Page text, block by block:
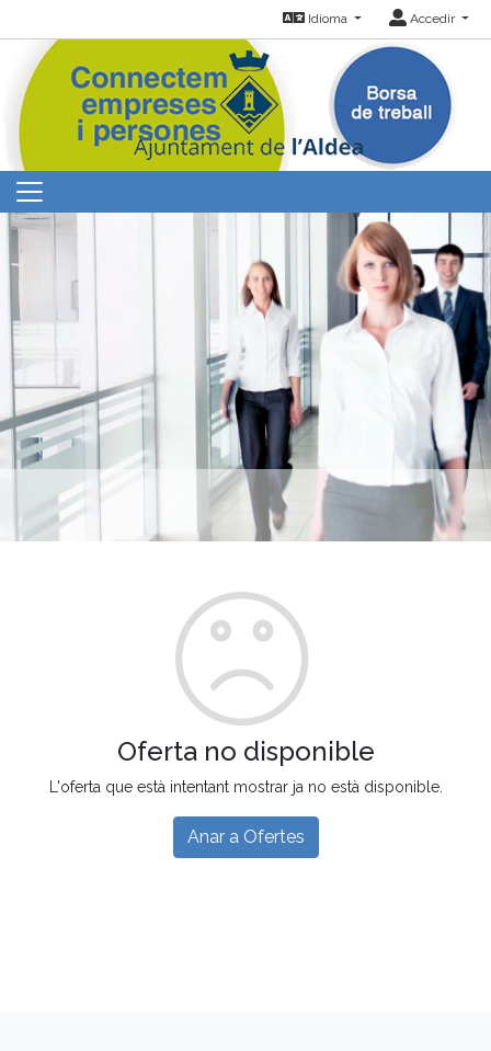
Idioma Accedir
Oferta no disponible
L'oferta que està intentant mostrar ja no està disponible.
Anar a Ofertes